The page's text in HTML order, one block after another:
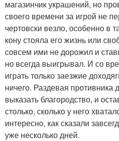
магазинчик украшений, но
своего времени за игрой не
чертовски везло, особенно в
кону стояла его жизнь или
совсем ими не дорожил и
но всегда выигрывал. И со
играть только заезжие
ничего. Раздевая противника
выказать благородство, и
столько, сколько у него
интересно, как сказали
уже несколько дней.